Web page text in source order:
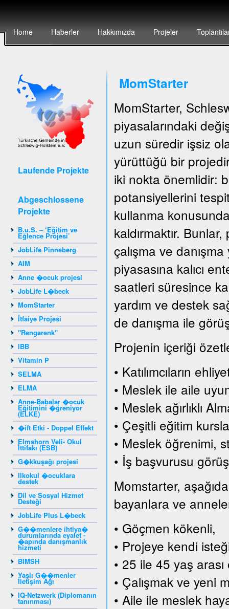
Home Haberler Hakkımızda Projeler
Laufende Projekte
Abgeschlossene
Projekte
B.u.S. – ‘Eğitim ve
Eğlence Projesi’
JobLife Pinneberg
AIM
Anne �ocuk projesi
JobLife L�beck
MomStarter
İtfaiye Projesi
"Rengarenk"
IBB
Vitamin P
SELMA
ELMA
Anne-Babalar �ocuk
Eğitimini �ğreniyor
(ELKE)
�ift Etki - Doppel Effekt
Elmshorn Veli- Okul
İttifakı (ESB)
G�kkuşağı projesi
Ilkokul �ocuklara
destek
Dil ve Sosyal Hizmet
Desteği
JobLife Plus L�beck
G��menlere ihtiya�
durumlarında eyalet -
�apında danışmanlık
hizmeti
BIMSH
Yaşlı G��menler
İletişim Ağı
IQ-Netzwerk (Diplomanın
tanınması)
MomStarter
MomStarter,
piyasalarındaki
uzun süredir işsiz
yürüttüğü bir
iki nokta önemlidir:
potansiyellerini
kullanma
kaldırmaktır.
çalışma ve
piyasasına kalıcı
saatleri süresince
yardım ve destek
de danışma ile
Projenin içeriği
• Katılımcıların
• Meslek ile aile
• Meslek ağırlıklı
• Çeşitli eğitim
• Meslek öğrenimi,
• İş başvurusu
Momstarter,
bayanlara ve
• Göçmen kökenli,
• Projeye kendi
• 25 ile 45 yaş
• Çalışmak ve yeni
• Aile ile meslek